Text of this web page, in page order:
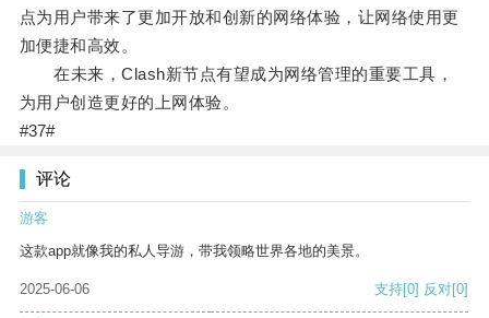
点为用户带来了更加开放和创新的网络体验，让网络使用更
加便捷和高效。
在未来，Clash新节点有望成为网络管理的重要工具，
为用户创造更好的上网体验。
#37#
评论
游客
这款app就像我的私人导游，带我领略世界各地的美景。
2025-06-06 支持[0] 反对[0]